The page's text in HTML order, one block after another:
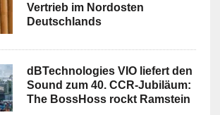
Vertrieb im Nordosten
Deutschlands
dBTechnologies VIO liefert den
Sound zum 40. CCR-Jubiläum:
The BossHoss rockt Ramstein